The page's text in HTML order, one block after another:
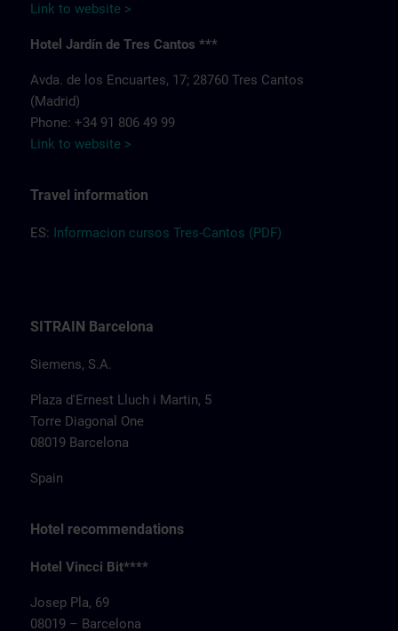
Link to website >
Hotel Jardín de Tres Cantos ***
Avda. de los Encuartes, 17; 28760 Tres Cantos
(Madrid)
Phone: +34 91 806 49 99
Link to website >
Travel information
ES: Informacion cursos Tres-Cantos (PDF)
SITRAIN Barcelona
Siemens, S.A.
Plaza d'Ernest Lluch i Martin, 5
Torre Diagonal One
08019 Barcelona
Spain
Hotel recommendations
Hotel Vincci Bit****
Josep Pla, 69
08019 – Barcelona